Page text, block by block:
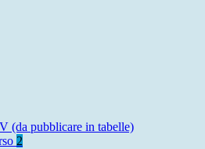
(da pubblicare in tabelle)
2